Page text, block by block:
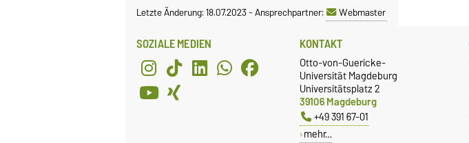
Letzte Änderung: 18.07.2023-Ansprechpartner: Webmaster
SOZIALE MEDIEN KONTAKT
Otto-von-Guericke-
Universität Magdeburg
Universitätsplatz 2
39106 Magdeburg
+49 391 67-01
mehr…